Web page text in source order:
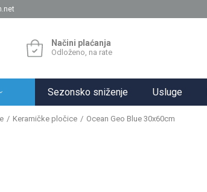
Načini plaćanja
Odloženo, na rate
Sezonsko sniženje Usluge
Keramičke pločice Ocean Geo Blue 30x60cm